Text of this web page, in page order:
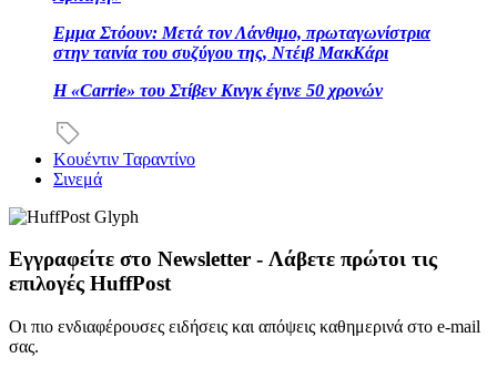
Εμμα Στόουν: Μετά τον Λάνθιμο, πρωταγωνίστρια
στην ταινία του συζύγου της, Ντέιβ ΜακΚάρι
H «Carrie» του Στίβεν Κινγκ έγινε 50 χρονών
Κουέντιν Ταραντίνο
Σινεμά
Εγγραφείτε στο Newsletter - Λάβετε πρώτοι τις
επιλογές HuffPost
Οι πιο ενδιαφέρουσες ειδήσεις και απόψεις καθημερινά στο e-mail
σας.